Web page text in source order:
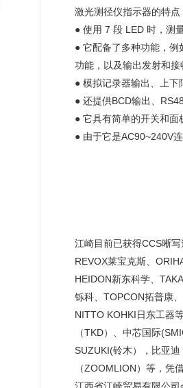
激光测径仪指示器的特点
● 使用 7 段 LED 时，测
● 它配备了多种功能，
功能，以及输出发射和
● 模拟记录器输出、上
● 还提供BCD输出、
● 它具有简单的开关和
● 由于它是AC90~240V
江崎目前已获得CCS晰
REVOX莱宝克斯、
HEIDON新东科学、
铄科、TOPCON拓普康
NITTO KOHKI日东工器
（TKD）、中芯国际
SUZUKI(铃木），比亚
（ZOOMLION）等，